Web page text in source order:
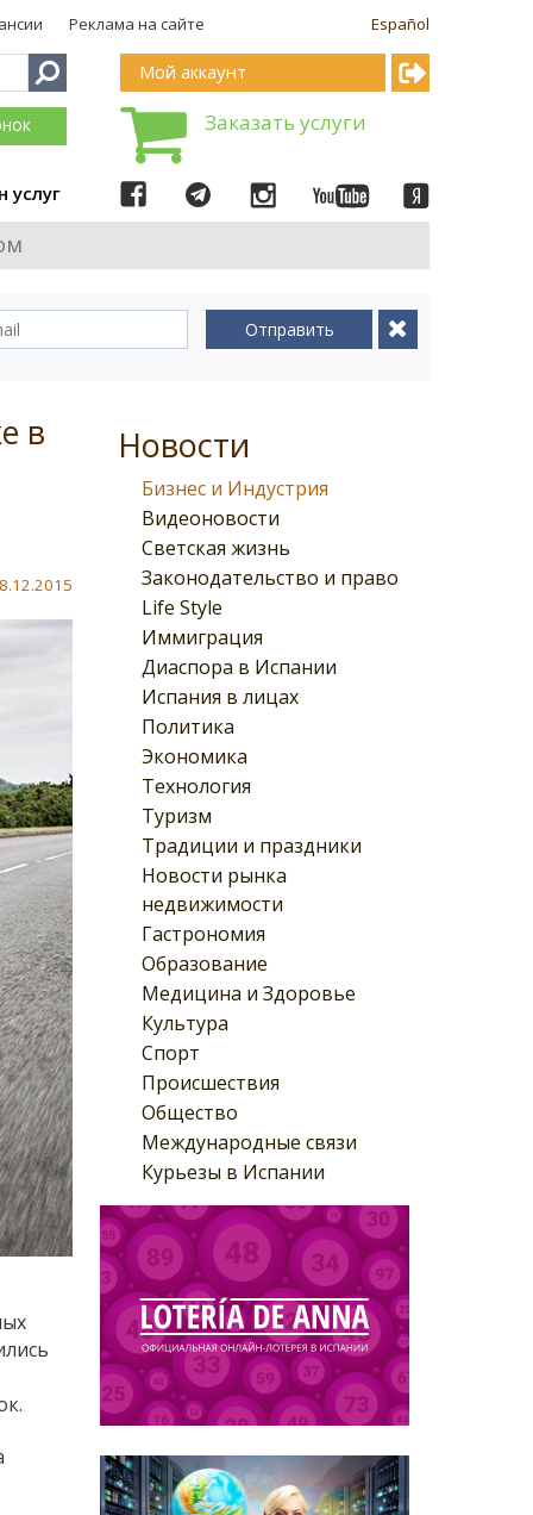
Español
Реклама на сайте
услуг
Мой аккаунт
Заказать услуги
Отправить
Новости
Бизнес и Индустрия
Видеоновости
Светская жизнь
Законодательство и право
Life Style
Иммиграция
Диаспора в Испании
Испания в лицах
Политика
Экономика
Технология
Туризм
Традиции и праздники
Новости рынка
недвижимости
Гастрономия
Образование
Медицина и Здоровье
Культура
Спорт
Происшествия
Общество
Международные связи
Курьезы в Испании
в